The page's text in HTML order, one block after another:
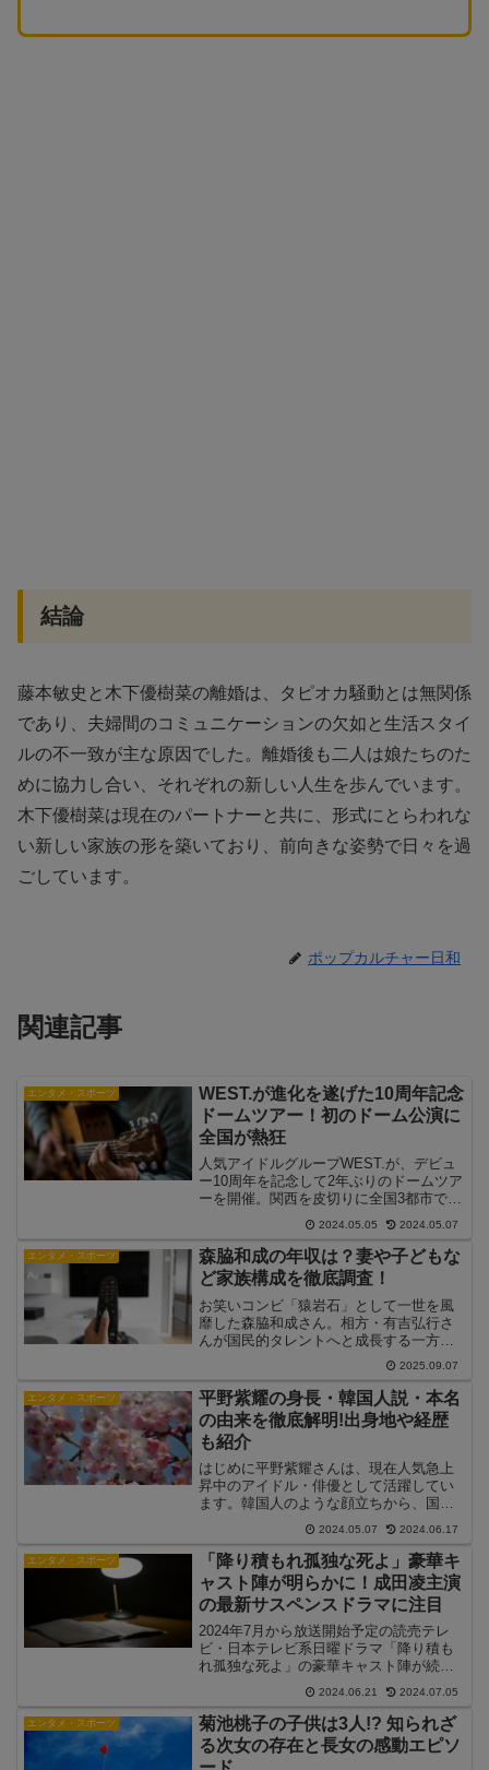
結論
藤本敏史と木下優樹菜の離婚は、タピオカ騒動とは無関係
であり、夫婦間のコミュニケーションの欠如と生活スタイ
ルの不一致が主な原因でした。離婚後も二人は娘たちのた
めに協力し合い、それぞれの新しい人生を歩んでいます。
木下優樹菜は現在のパートナーと共に、形式にとらわれな
い新しい家族の形を築いており、前向きな姿勢で日々を過
ごしています。
ポップカルチャー日和
関連記事
エンタメ・スポーツ
WEST.が進化を遂げた10周年記念
ドームツアー！初のドーム公演に
全国が熱狂
人気アイドルグループWEST.が、デビュ
ー10周年を記念して2年ぶりのドームツア
ーを開催。関西を皮切りに全国3都市で計
8公演が行われ、進化を遂げたパフォーマ
ンスが披露される予定。ファン待望のプ
レミアムなライブに、早くも期待が高ま
っています。
2024.05.05 2024.05.07
エンタメ・スポーツ
森脇和成の年収は？妻や子どもな
ど家族構成を徹底調査！
お笑いコンビ「猿岩石」として一世を風
靡した森脇和成さん。相方・有吉弘行さ
んが国民的タレントへと成長する一方、
森脇さんは表舞台を離れ、一般企業で働
くなど波乱の人生を歩んできました。
「猿岩石の相方は今どうしているの？」
と気になる方も多いはず。本...
2025.09.07
エンタメ・スポーツ
平野紫耀の身長・韓国人説・本名
の由来を徹底解明!出身地や経歴
も紹介
はじめに平野紫耀さんは、現在人気急上
昇中のアイドル・俳優として活躍してい
ます。韓国人のような顔立ちから、国籍
や出身地について噂が絶えません。本名
の由来や身長などの情報も注目されてい
ます。今回は平野紫耀さんについて、さ
まざまな角度から詳しく解...
2024.05.07 2024.06.17
エンタメ・スポーツ
「降り積もれ孤独な死よ」豪華キ
ャスト陣が明らかに！成田凌主演
の最新サスペンスドラマに注目
2024年7月から放送開始予定の読売テレ
ビ・日本テレビ系日曜ドラマ「降り積も
れ孤独な死よ」の豪華キャスト陣が続々
と発表され、注目を集めています。本作
は、講談社「マガジンポケット」で連載
中の同名漫画を原作とした、過去と現在
が交錯する衝撃的なヒ...
2024.06.21 2024.07.05
エンタメ・スポーツ
菊池桃子の子供は3人!? 知られざ
る次女の存在と長女の感動エピソ